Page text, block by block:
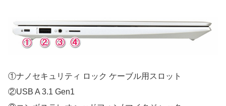
①ナノセキュリティ ロック ケーブル用スロット
②USB A 3.1 Gen1